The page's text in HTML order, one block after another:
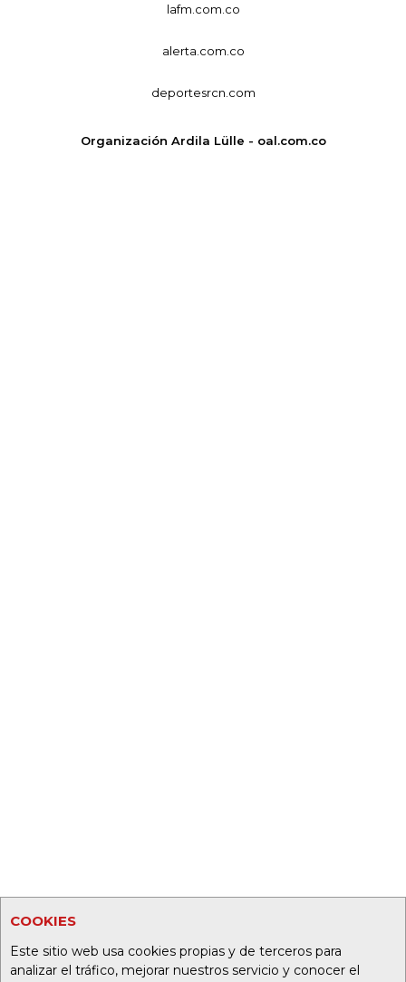
COOKIES
Este sitio web usa cookies propias y de terceros para
analizar el tráfico, mejorar nuestros servicio y conocer el
lafm.com.co
alerta.com.co
deportesrcn.com
Organización Ardila Lülle - oal.com.co